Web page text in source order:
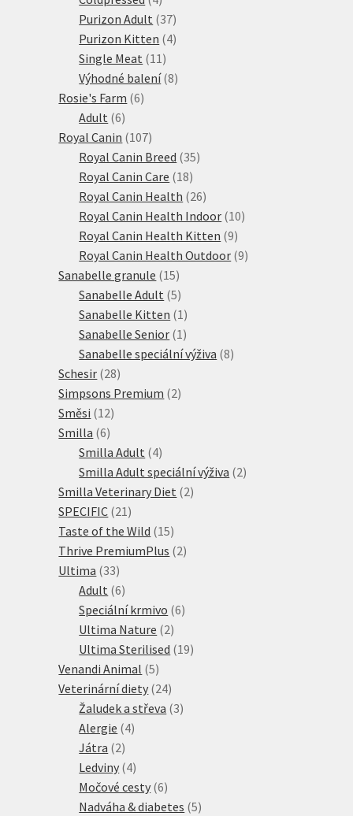
produkty
Purizon Adult 3737
produktů
Purizon Kitten 44
Single Meat 11 11
produktů
Výhodné balení 88
Rosie's Farm 66
Adult 66
produktů
Royal Canin 107107
produktů
Royal Canin Breed 3535
Royal Canin Care 1818
produktů
Royal Canin Health 2626
produktů
Royal Canin Health Indoor 1010
Royal Canin Health Kitten 99
produktů
Royal Canin Health Outdoor 99
Sanabelle granule 1515
produktů
Sanabelle Adult 55
produktů
Sanabelle Kitten 1 1
produkt
Sanabelle Senior 1 1
produkt
Sanabelle speciální výživa 88
Schesir 2828
produktů
Simpsons Premium 22
Směsi 1212
Smilla 66
produktů
Smilla Adult 44
produkty
Smilla Adult speciální výživa 22
Smilla Veterinary Diet 22
SPECIFIC 21 21
produktů
Taste of the Wild 1515
produktů
Thrive PremiumPlus 22
Ultima 3333
produktů
Adult 66
produktů
Speciální krmivo 66
Ultima Nature 22
produkty
Ultima Sterilised 1919
Venandi Animal 55
produktů
Veterinární diety 2424
produktů
Žaludek a střeva 33
Alergie 44
Játra 22
produkty
Ledviny 44
produkty
Močové cesty 66
produktů
Nadváha & diabetes 55